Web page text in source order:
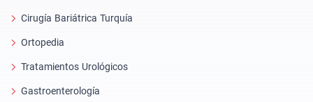
Cirugía Bariátrica Turquía
Ortopedia
Tratamientos Urológicos
Gastroenterología